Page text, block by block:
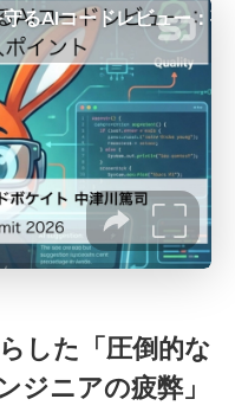
した「圧倒的な
ジニアの疲弊」